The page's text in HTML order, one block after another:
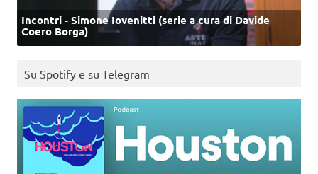
Incontri - Simone Iovenitti (serie a cura di Davide
Coero Borga)
Su Spotify e su Telegram